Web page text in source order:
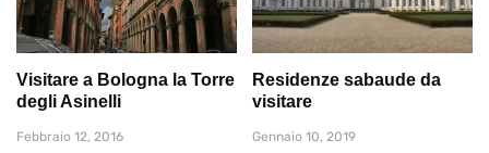
Visitare a Bologna la Torre
degli Asinelli
Febbraio 12, 2016
Residenze sabaude da
visitare
Gennaio 10, 2019